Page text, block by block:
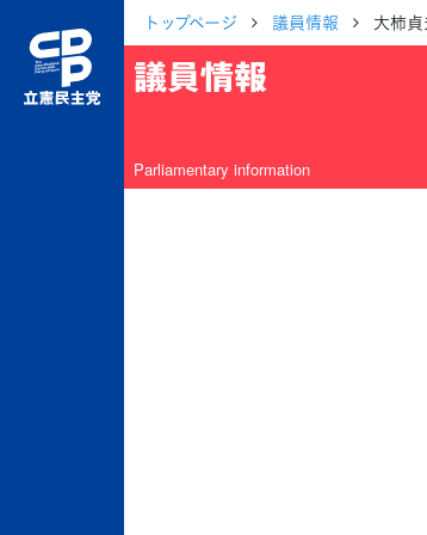
トップページ 議員情報 大柿貞
議員情報
Parliamentary information